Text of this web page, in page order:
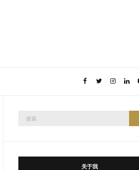
关于我